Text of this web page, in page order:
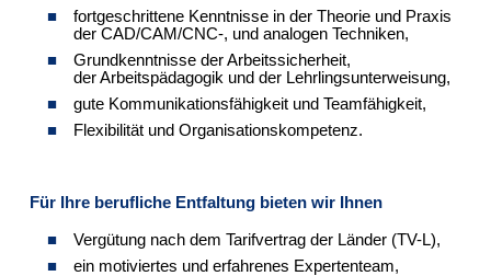
fortgeschrittene Kenntnisse in der Theorie und Praxis
der CAD/CAM/CNC-, und analogen Techniken,
Grundkenntnisse der Arbeitssicherheit,
der Arbeitspädagogik und der Lehrlingsunterweisung,
gute Kommunikationsfähigkeit und Teamfähigkeit,
Flexibilität und Organisationskompetenz.
Für Ihre berufliche Entfaltung bieten wir Ihnen
Vergütung nach dem Tarifvertrag der Länder (TV-L),
ein motiviertes und erfahrenes Expertenteam,